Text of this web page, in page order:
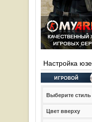
Настройка
Выберите стиль
Цвет вверху